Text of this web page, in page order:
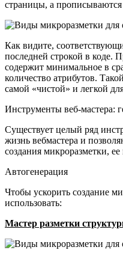
страницы, а
Как видите,
последней строкой в коде.
содержит минимальное в
количество атрибутов.
самой «чистой» и легкой
Инструменты веб-мастера:
Существует целый ряд
жизнь вебмастера и
создания микроразметки,
Автогенерация
Чтобы ускорить создание
использовать:
Мастер разметки